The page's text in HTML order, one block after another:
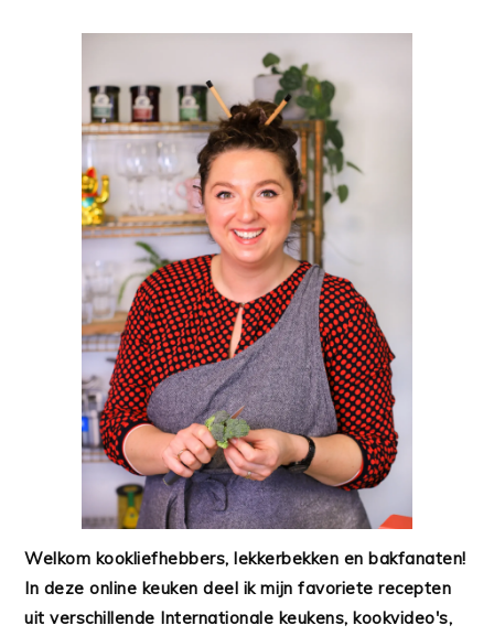
Welkom kookliefhebbers, lekkerbekken en bakfanaten!
In deze online keuken deel ik mijn favoriete recepten
uit verschillende Internationale keukens, kookvideo's,